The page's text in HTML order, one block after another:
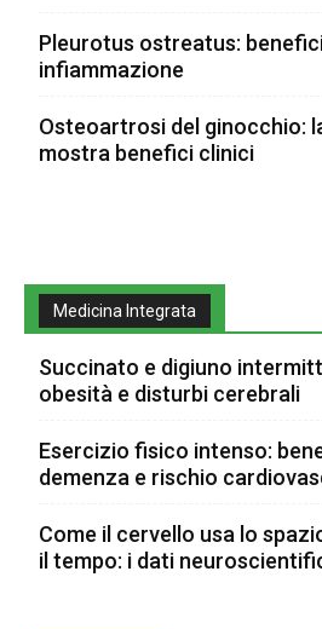
Pleurotus ostreatus:
infiammazione
Osteoartrosi del ginocchio:
mostra benefici clinici
Medicina Integrata
Succinato e digiuno
obesità e disturbi cerebrali
Esercizio fisico intenso:
demenza e rischio
Come il cervello usa lo
il tempo: i dati